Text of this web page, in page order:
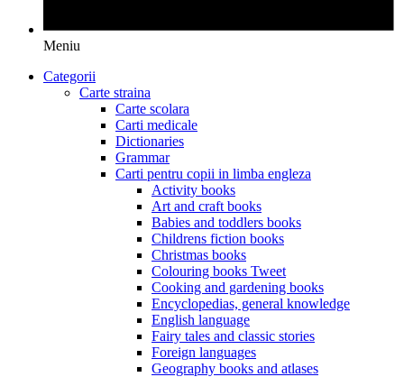
Meniu
Categorii
Carte straina
Carte scolara
Carti medicale
Dictionaries
Grammar
Carti pentru copii in limba engleza
Activity books
Art and craft books
Babies and toddlers books
Childrens fiction books
Christmas books
Colouring books Tweet
Cooking and gardening books
Encyclopedias, general knowledge
English language
Fairy tales and classic stories
Foreign languages
Geography books and atlases